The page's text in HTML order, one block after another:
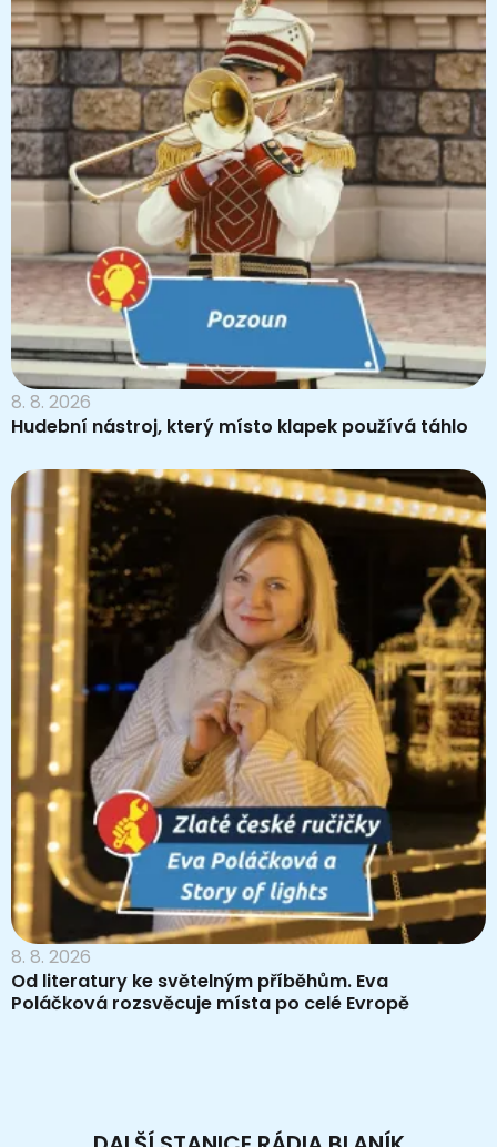
8. 8. 2026
Hudební nástroj, který místo klapek používá táhlo
8. 8. 2026
Od literatury ke světelným příběhům. Eva
Poláčková rozsvěcuje místa po celé Evropě